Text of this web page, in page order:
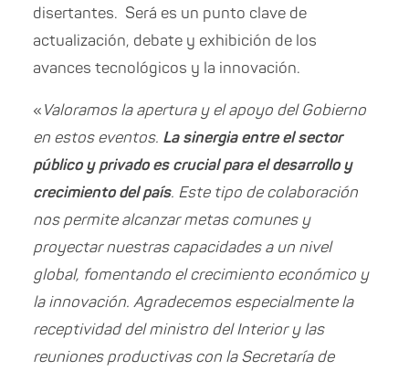
disertantes. Será es un punto clave de
actualización, debate y exhibición de los
avances tecnológicos y la innovación.
«Valoramos la apertura y el apoyo del Gobierno
en estos eventos. La sinergia entre el sector
público y privado es crucial para el desarrollo y
crecimiento del país. Este tipo de colaboración
nos permite alcanzar metas comunes y
proyectar nuestras capacidades a un nivel
global, fomentando el crecimiento económico y
la innovación. Agradecemos especialmente la
receptividad del ministro del Interior y las
reuniones productivas con la Secretaría de